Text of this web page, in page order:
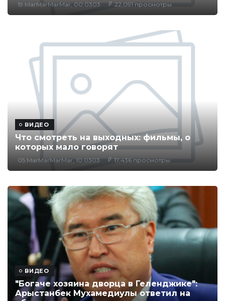
19 MarMarMarMar, 00:0303 22,091 просмотры
ВИДЕО
Что смотреть на выходных: фильмы, о
которых мало говорят
05 MarMarMarMar, 10:0303 17,436 просмотры
ВИДЕО
"Богаче хозяина дворца в Геленджике":
Арыстанбек Мухамедиулы ответил на